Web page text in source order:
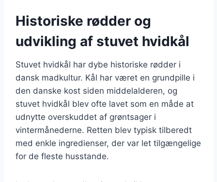
Historiske rødder og
udvikling af stuvet hvidkål
Stuvet hvidkål har dybe historiske rødder i
dansk madkultur. Kål har været en grundpille i
den danske kost siden middelalderen, og
stuvet hvidkål blev ofte lavet som en måde at
udnytte overskuddet af grøntsager i
vintermånederne. Retten blev typisk tilberedt
med enkle ingredienser, der var let tilgængelige
for de fleste husstande.